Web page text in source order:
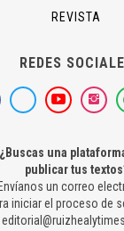
REVISTA
REDES
¿Buscas una
publicar tus
Envíanos un correo
iniciar el proceso de